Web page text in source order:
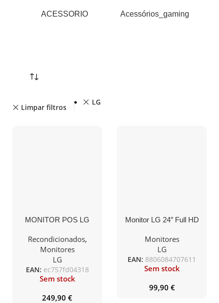
ACESSORIO Acessórios_gaming
Limpar filtros
LG
MONITOR POS LG
17″ HD
Recondicionados,
Monitores
LG
EAN: ec757fd04318
Sem stock
249,90 €
Monitor LG 24″ Full HD
FreeSync
Monitores
LG
EAN: 8806084707611
Sem stock
99,90 €